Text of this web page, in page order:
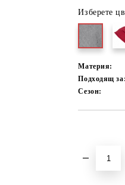
Изберете
Материя:
Подходящ
Сезон: